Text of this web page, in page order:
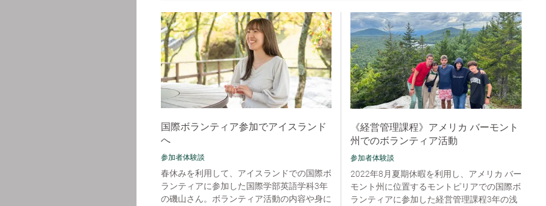
国際ボランティア参加でアイスランド
へ
参加者体験談
春休みを利用して、アイスランドでの国際ボ
ランティアに参加した国際学部英語学科3年
の磯山さん。ボランティア活動の内容や身に
《経営管理課程》アメリカ バーモント
州でのボランティア活動
参加者体験談
2022年8月夏期休暇を利用し、アメリカ バー
モント州に位置するモントピリアでの国際ボ
ランティアに参加した経営管理課程3年の浅